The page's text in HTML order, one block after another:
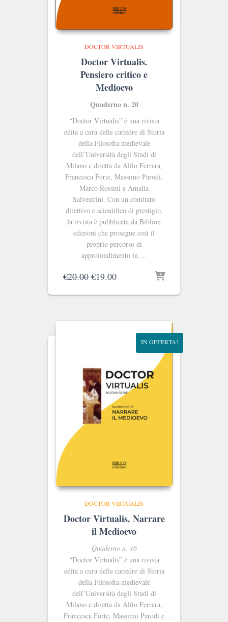
DOCTOR VIRTUALIS
Doctor Virtualis.
Pensiero critico e
Medioevo
Quaderno n. 20
“Doctor Virtualis” è una rivista
edita a cura delle cattedre di Storia
della Filosofia medievale
dell’Università degli Studi di
Milano e diretta da Alfio Ferrara,
Francesca Forte, Massimo Parodi,
Marco Rossini e Amalia
Salvestrini. Con un comitato
direttivo e scientifico di prestigio,
la rivista è pubblicata da Biblion
edizioni che prosegue così il
proprio percorso di
approfondimento in …
€20.00 Il
originale
€20.00.
€19.00Il
attuale
€19.00.
IN OFFERTA!
DOCTOR VIRTUALIS
Doctor Virtualis. Narrare
il Medioevo
Quaderno n. 16
“Doctor Virtualis” è una rivista
edita a cura delle cattedre di Storia
della Filosofia medievale
dell’Università degli Studi di
Milano e diretta da Alfio Ferrara,
Francesca Forte, Massimo Parodi e